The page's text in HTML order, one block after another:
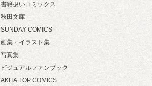
書籍扱いコミックス
秋田文庫
SUNDAY COMICS
画集・イラスト集
写真集
ビジュアルファンブック
AKITA TOP COMICS